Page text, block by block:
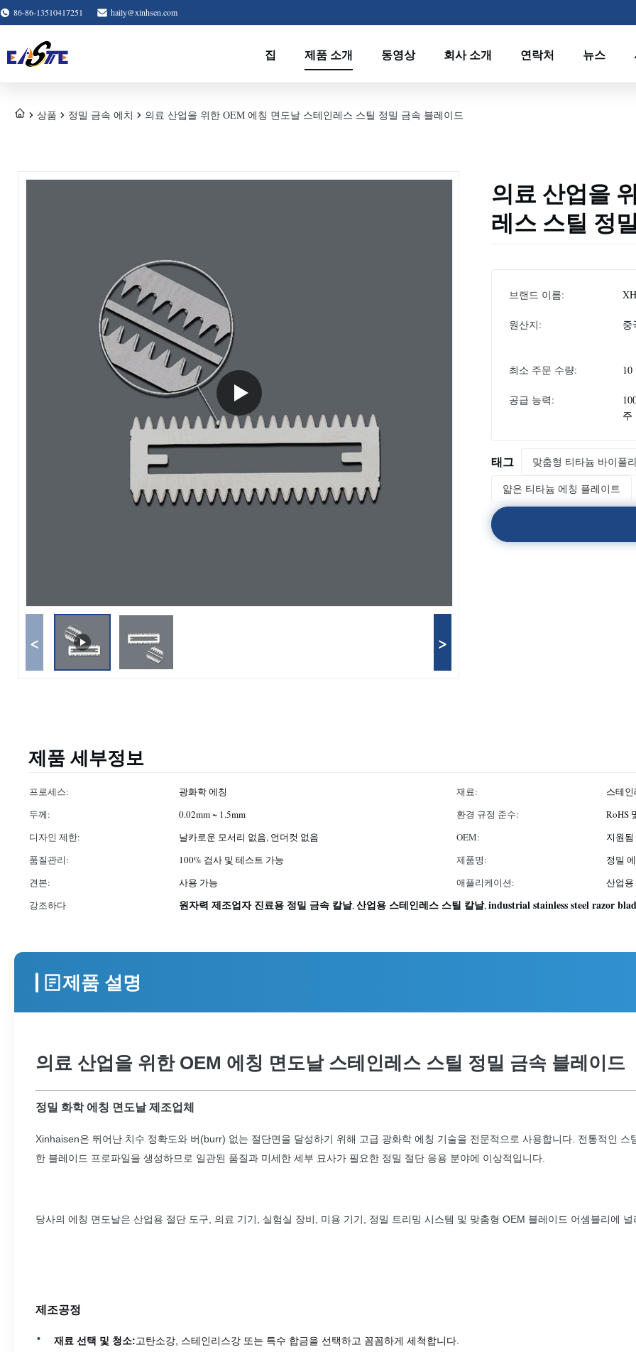
86-86-13510417251 haily@xinhsen.com
집 제품 소개 동영상 회사 소개 연락처 뉴스
상품 정밀 금속 에치 의료 산업을 위한 OEM 에칭 면도날 스테인레스 스틸 정밀 금속 블레이드
< >
의료 산업을
레스 스틸 정
브랜드 이름:
원산지: 중
최소 주문 수량: 10
공급 능력:
주
태그 맞춤형 티타늄 바이폴
얇은 티타늄 에칭 플레이트
제품 세부정보
프로세스: 광화학 에칭 재료:
스테
두께:
0.02mm ~ 1.5mm 환경 규정 준수:
RoHS
디자인 제한:
날카로운 모서리 없음, 언더컷 없음 OEM:
지원됨
품질관리:
100% 검사 및 테스트 가능 제품명:
정밀
견본:
사용 가능 애플리케이션:
산업용
강조하다
원자력 제조업자 진료용 정밀 금속 칼날,산업용 스테인레스 스틸 칼날,industrial stainless steel razor
제품 설명
의료 산업을 위한 OEM 에칭 면도날 스테인레스 스틸 정밀 금속 블레이드
정밀 화학 에칭 면도날 제조업체
Xinhaisen은 뛰어난 치수 정확도와 버(burr) 없는 절단면을 달성하기 위해 고급 광화학 에칭 기술을 전문적으로 사용합니다. 전통적인
한 블레이드 프로파일을 생성하므로 일관된 품질과 미세한 세부 묘사가 필요한 정밀 절단 응용 분야에 이상적입니다.
당사의 에칭 면도날은 산업용 절단 도구, 의료 기기, 실험실 장비, 미용 기기, 정밀 트리밍 시스템 및 맞춤형 OEM 블레이드 어셈블리에 널
제조공정
재료 선택 및 청소:고탄소강, 스테인리스강 또는 특수 합금을 선택하고 꼼꼼하게 세척합니다.